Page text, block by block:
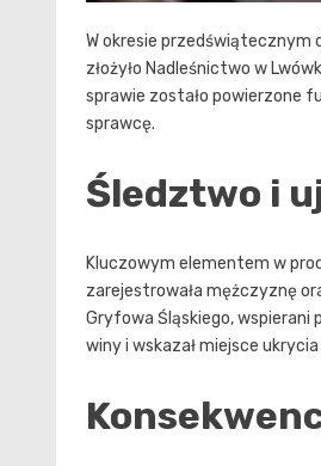
W okresie przedświątecznym
złożyło Nadleśnictwo w
sprawie zostało powierzone
sprawcę.
Śledztwo i
Kluczowym elementem w
zarejestrowała mężczyznę
Gryfowa Śląskiego, wspierani
winy i wskazał miejsce